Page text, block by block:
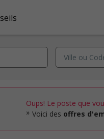
Oups! Le poste que
Voici des offres